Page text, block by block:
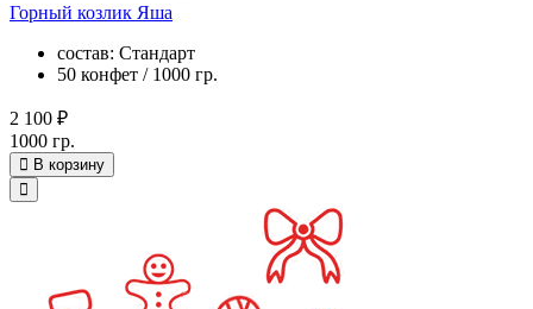
Горный козлик Яша
состав: Стандарт
50 конфет / 1000 гр.
2 100 ₽
1000 гр.
В корзину